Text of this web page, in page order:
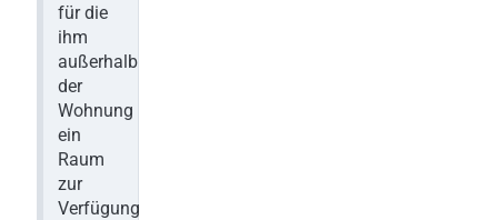
für die
ihm
außerhalb
der
Wohnung
ein
Raum
zur
Verfügung